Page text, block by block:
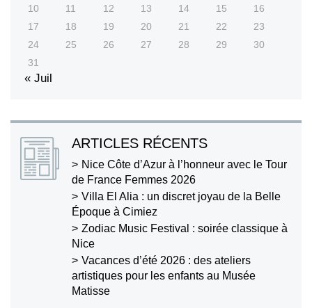
10
11 12 13 14 15
16
17
18 19 20 21 22
23
24
25 26 27 28 29
30
31
« Juil
ARTICLES RÉCENTS
Nice Côte d’Azur à l’honneur avec le Tour
de France Femmes 2026
Villa El Alia : un discret joyau de la Belle
Époque à Cimiez
Zodiac Music Festival : soirée classique à
Nice
Vacances d’été 2026 : des ateliers
artistiques pour les enfants au Musée
Matisse